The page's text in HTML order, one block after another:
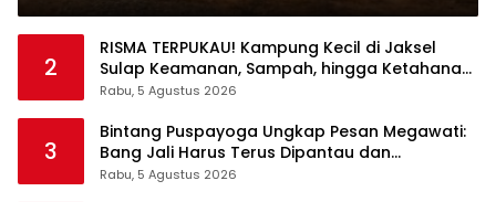
2
RISMA TERPUKAU! Kampung Kecil di Jaksel
Sulap Keamanan, Sampah, hingga Ketahanan
Pangan Jadi Satu Sistem
Rabu, 5 Agustus 2026
3
Bintang Puspayoga Ungkap Pesan Megawati:
Bang Jali Harus Terus Dipantau dan
Dikembangkan
Rabu, 5 Agustus 2026